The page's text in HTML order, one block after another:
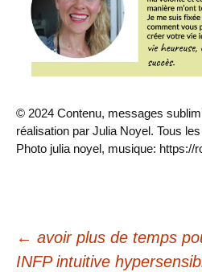
© 2024 Contenu, messages
réalisation par Julia Noyel. Tous
Photo julia noyel, musique: https://
Navigation
← avoir plus de temps
INFP intuitive